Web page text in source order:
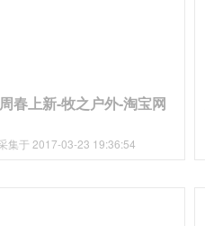
春上新-牧之户外-淘宝网
集于 2017-03-23 19:36:54